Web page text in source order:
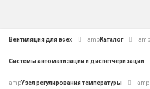
Вентиляция для всех ampКаталог amp
Системы автоматизации и диспетчеризации
ampУзел регулирования температуры amp